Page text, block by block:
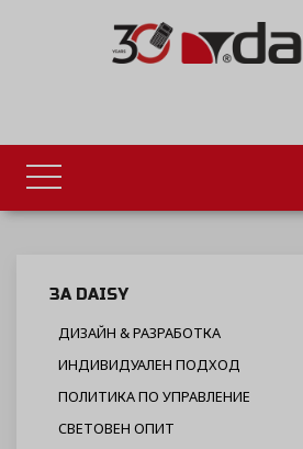
ЗА DAISY
ДИЗАЙН & РАЗРАБОТКА
ИНДИВИДУАЛЕН ПОДХОД
ПОЛИТИКА ПО УПРАВЛЕНИЕ
СВЕТОВЕН ОПИТ